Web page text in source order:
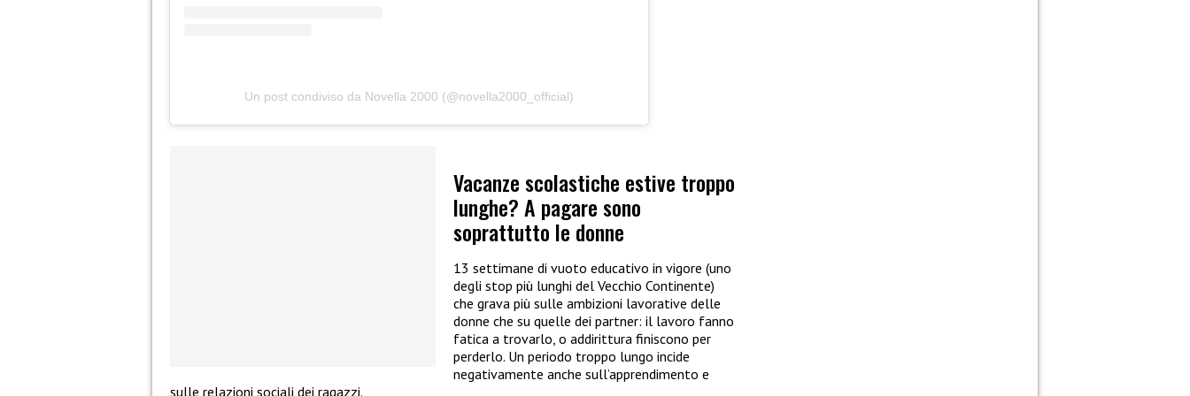
Un post condiviso da Novella 2000 (@novella2000_official)
Vacanze scolastiche estive troppo
lunghe? A pagare sono
soprattutto le donne
13 settimane di vuoto educativo in vigore (uno
degli stop più lunghi del Vecchio Continente)
che grava più sulle ambizioni lavorative delle
donne che su quelle dei partner: il lavoro fanno
fatica a trovarlo, o addirittura finiscono per
perderlo. Un periodo troppo lungo incide
negativamente anche sull’apprendimento e
sulle relazioni sociali dei ragazzi.